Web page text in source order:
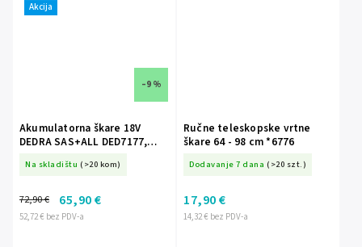
Akcija
–9 %
Akumulatorna škare 18V
DEDRA SAS+ALL DED7177,
Na skladištu (>20 kom)
52,72 € bez PDV-a
72,90 € 65,90 €
Ručne teleskopske vrtne
škare 64 - 98 cm *6776
Dodavanje 7 dana (>20 szt.)
14,32 € bez PDV-a
17,90 €